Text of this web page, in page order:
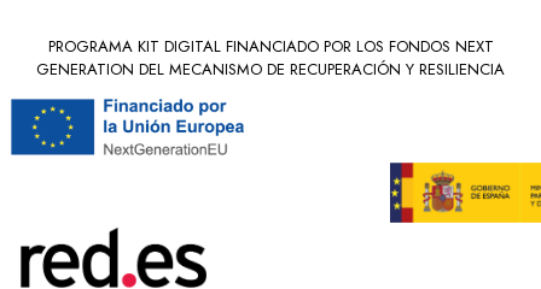
PROGRAMA KIT DIGITAL FINANCIADO POR LOS FONDOS NEXT
GENERATION DEL MECANISMO DE RECUPERACIÓN Y RESILIENCIA